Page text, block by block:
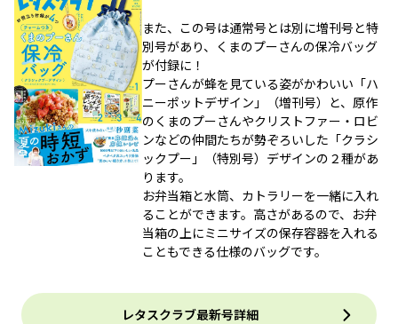
また、この号は通常号とは別に増刊号と特
別号があり、くまのプーさんの保冷バッグ
が付録に！
プーさんが蜂を見ている姿がかわいい「ハ
ニーポットデザイン」（増刊号）と、原作
のくまのプーさんやクリストファー・ロビ
ンなどの仲間たちが勢ぞろいした「クラシ
ックプー」（特別号）デザインの２種があ
ります。
お弁当箱と水筒、カトラリーを一緒に入れ
ることができます。高さがあるので、お弁
当箱の上にミニサイズの保存容器を入れる
こともできる仕様のバッグです。
レタスクラブ最新号詳細